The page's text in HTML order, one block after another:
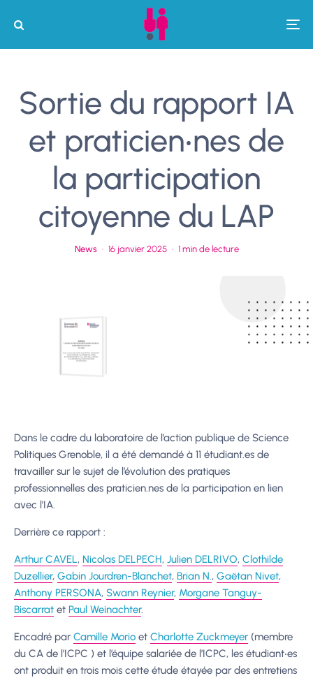
Sortie du rapport IA
et praticien‧nes de
la participation
citoyenne du LAP
News · 16 janvier 2025 · 1 min de lecture
Dans le cadre du laboratoire de l’action publique de Science
Politiques Grenoble, il a été demandé à 11 étudiant.es de
travailler sur le sujet de l’évolution des pratiques
professionnelles des praticien.nes de la participation en lien
avec l’IA.
Derrière ce rapport :
Arthur CAVEL, Nicolas DELPECH, Julien DELRIVO, Clothilde
Duzellier, Gabin Jourdren-Blanchet, Brian N., Gaëtan Nivet,
Anthony PERSONA, Swann Reynier, Morgane Tanguy-
Biscarrat et Paul Weinachter.
Encadré par Camille Morio et Charlotte Zuckmeyer(membre
du CA de l’ICPC ) et l’équipe salariée de l’ICPC, les étudiant‧es
ont produit en trois mois cette étude étayée par des entretiens